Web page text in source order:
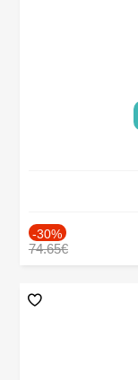
-30%
74.65€